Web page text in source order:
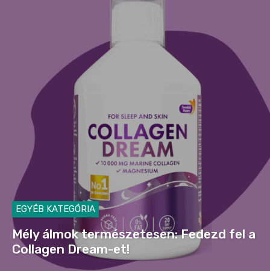
EGYÉB KATEGÓRIA
Mély álmok természetesen: Fedezd fel a
Collagen Dream-et!